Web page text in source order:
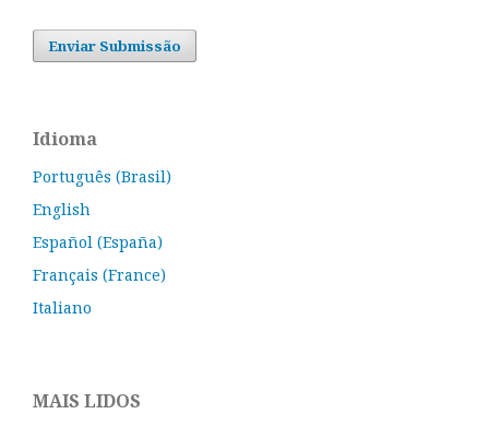
Enviar Submissão
Idioma
Português (Brasil)
English
Español (España)
Français (France)
Italiano
MAIS LIDOS